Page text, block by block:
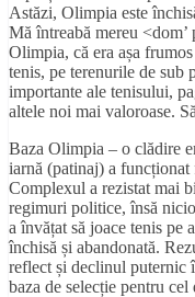
Astăzi, Olimpia este
Mă întreabă mereu <dom’
Olimpia, că era așa
tenis, pe terenurile de sub
importante ale tenisului,
altele noi mai valoroase.
Baza Olimpia – o clădire
iarnă (patinaj) a funcționat
Complexul a rezistat mai
regimuri politice, însă
a învățat să joace tenis pe
închisă și abandonată.
reflect și declinul puternic
baza de selecție pentru cel